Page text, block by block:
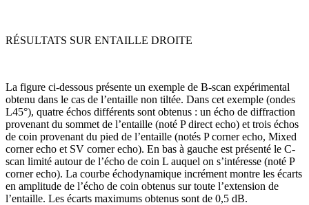
RÉSULTATS SUR ENTAILLE DROITE
La figure ci-dessous présente un exemple de B-scan expérimental
obtenu dans le cas de l’entaille non tiltée. Dans cet exemple (ondes
L45°), quatre échos différents sont obtenus : un écho de diffraction
provenant du sommet de l’entaille (noté P direct echo) et trois échos
de coin provenant du pied de l’entaille (notés P corner echo, Mixed
corner echo et SV corner echo). En bas à gauche est présenté le C-
scan limité autour de l’écho de coin L auquel on s’intéresse (noté P
corner echo). La courbe échodynamique incrément montre les écarts
en amplitude de l’écho de coin obtenus sur toute l’extension de
l’entaille. Les écarts maximums obtenus sont de 0,5 dB.